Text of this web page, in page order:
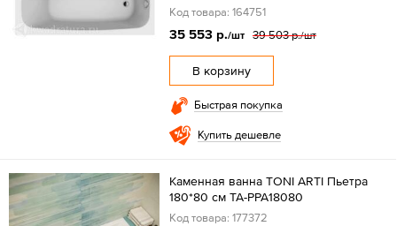
Код товара: 164751
35 553 р./шт 39 503 р./шт
В корзину
Быстрая покупка
Купить дешевле
Каменная ванна TONI ARTI Пьетра
180*80 см TA-PPA18080
Код товара: 177372